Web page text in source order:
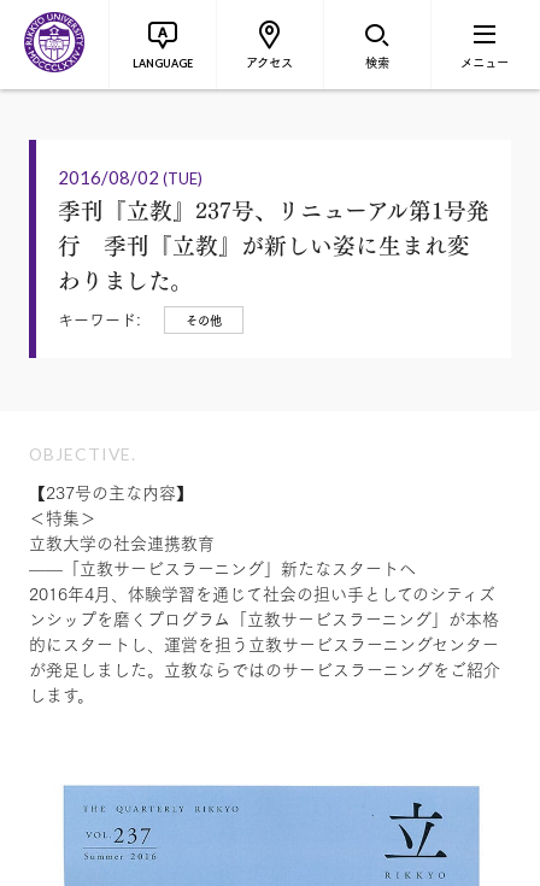
LANGUAGE アクセス 検索 メニュー
2016/08/02 (TUE)
季刊『立教』237号、リニューアル第1号発
行 季刊『立教』が新しい姿に生まれ変
わりました。
キーワード: その他
OBJECTIVE.
【237号の主な内容】
＜特集＞
立教大学の社会連携教育
——「立教サービスラーニング」新たなスタートへ
2016年4月、体験学習を通じて社会の担い手としてのシティズ
ンシップを磨くプログラム「立教サービスラーニング」が本格
的にスタートし、運営を担う立教サービスラーニングセンター
が発足しました。立教ならではのサービスラーニングをご紹介
します。